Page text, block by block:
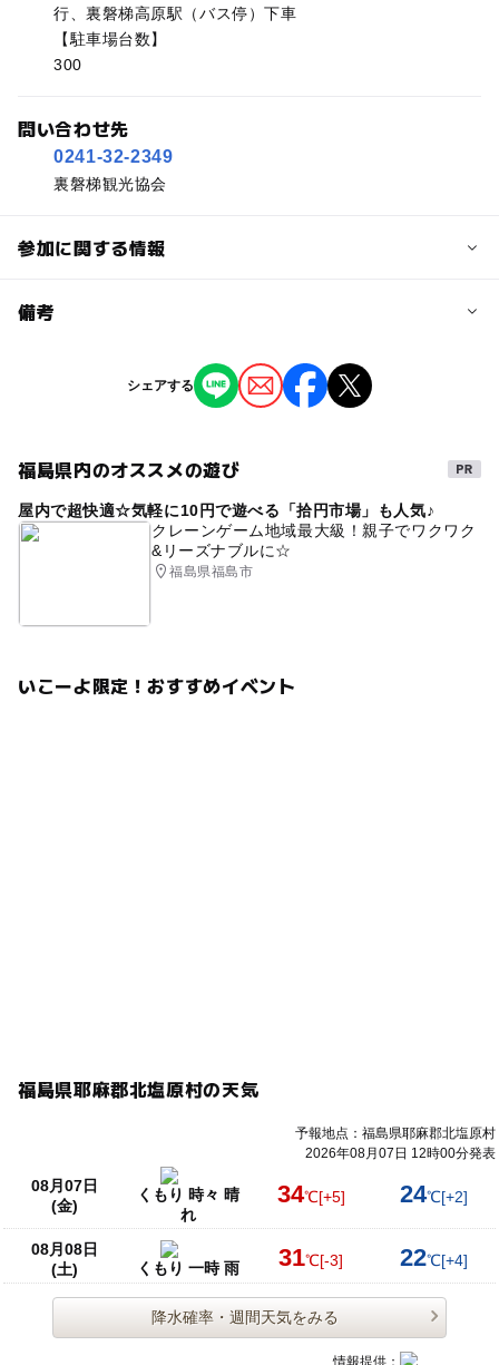
行、裏磐梯高原駅（バス停）下車
【駐車場台数】
300
問い合わせ先
0241-32-2349
裏磐梯観光協会
参加に関する情報
予約/応募
備考
※掲載の情報は天候や主催者側の都合などにより変更にな
ることがあります。
シェアする
福島県内のオススメの遊び
屋内で超快適☆気軽に10円で遊べる「拾円市場」も人気♪
クレーンゲーム地域最大級！親子でワクワク
&リーズナブルに☆
福島県福島市
いこーよ限定！おすすめイベント
福島県耶麻郡北塩原村の天気
予報地点：福島県耶麻郡北塩原村
2026年08月07日 12時00分発表
08月07日
(金)
くもり 時々 晴
れ
34℃[+5] 24℃[+2]
08月08日
(土)
くもり 一時 雨 31℃[-3] 22℃[+4]
降水確率・週間天気をみる
情報提供：